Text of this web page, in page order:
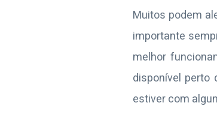
Muitos podem
importante
melhor
disponível perto
estiver com